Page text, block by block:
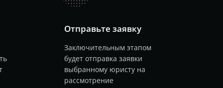
Отправьте заявку
Заключительным этапом
будет отправка заявки
выбранному юристу на
рассмотрение